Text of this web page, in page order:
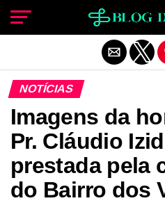
NOTÍCIAS
Imagens da
Pr. Cláudio
prestada pela
do Bairro dos
Sair da